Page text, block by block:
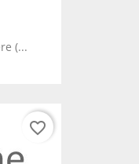
(...
favorite_border